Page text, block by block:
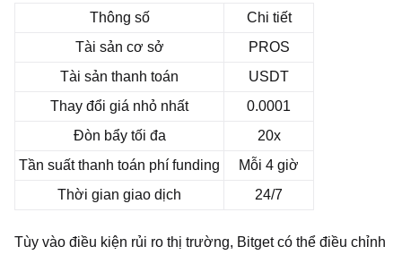
Thông số
Chi tiết
Tài sản cơ sở
PROS
Tài sản thanh toán
‌USDT
Thay đổi giá nhỏ nhất
0.0001
Đòn bẩy tối đa
20x
Tần suất thanh toán phí funding
Mỗi 4 giờ
Thời gian giao dịch
24/7
Tùy vào điều kiện rủi ro thị trường, Bitget có thể điều chỉnh